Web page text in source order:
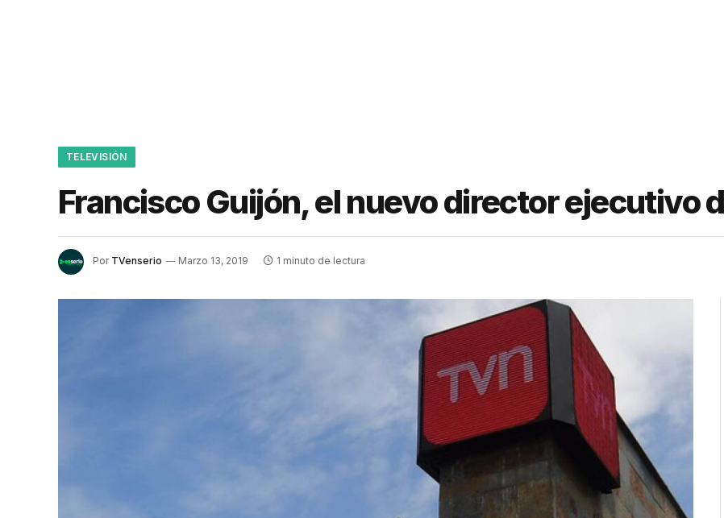
TELEVISIÓN
Francisco Guijón, el nuevo director ejecutivo
Por TVenserio Marzo 13, 2019 1 minuto de lectura